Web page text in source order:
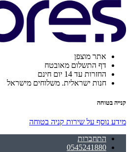
אתר מוצפן
דף התשלום מאובטח
החזרות עד 14 יום חינם
חנות ישראלית. משלוחים מישראל
קנייה בטוחה
מידע נוסף על שירות קניה בטוחה
התחברות
0545241880